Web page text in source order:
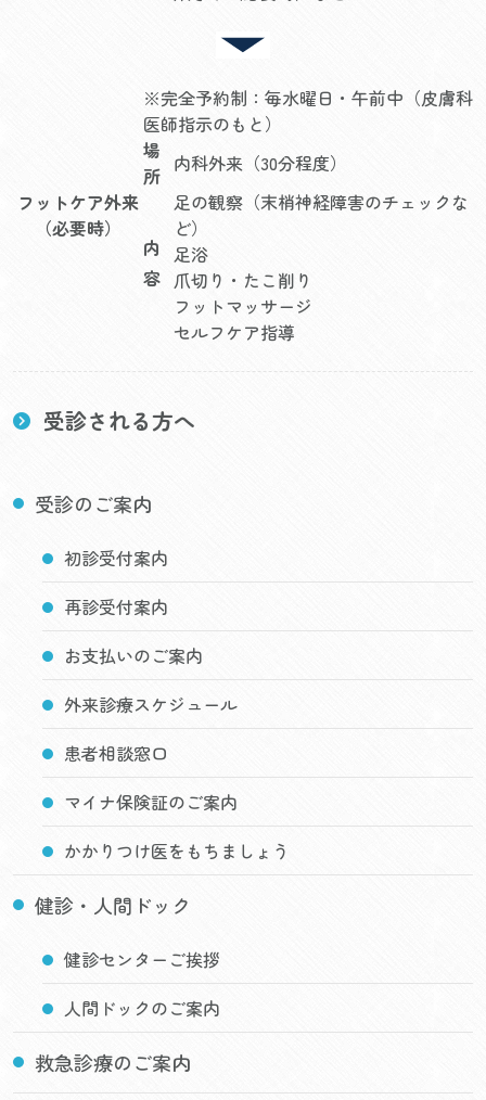
受診される方へ
受診のご案内
初診受付案内
再診受付案内
お支払いのご案内
外来診療スケジュール
患者相談窓口
マイナ保険証のご案内
かかりつけ医をもちましょう
健診・人間ドック
健診センターご挨拶
人間ドックのご案内
救急診療のご案内
フットケア外来
（必要時）
※完全予約制：毎水曜日・午前中（皮膚科
医師指示のもと）
場
所 内科外来（30分程度）
内
容
足の観察（末梢神経障害のチェックな
ど）
足浴
爪切り・たこ削り
フットマッサージ
セルフケア指導